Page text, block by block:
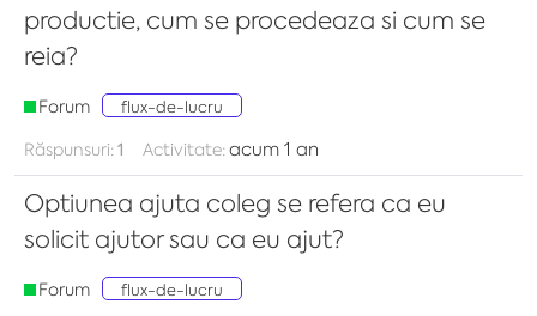
productie, cum se procedeaza si cum se
reia?
Forum flux-de-lucru
Răspunsuri: 1 Activitate: acum 1 an
Optiunea ajuta coleg se refera ca eu
solicit ajutor sau ca eu ajut?
Forum flux-de-lucru